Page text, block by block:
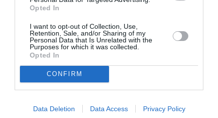
Opted In
I want to opt-out of Collection, Use,
Retention, Sale, and/or Sharing of my
Personal Data that Is Unrelated with the
Purposes for which it was collected.
Opted In
CONFIRM
Data Deletion Data Access Privacy Policy
Starship64a commenté :
1 octobre 2021 - 8 h 19
min
@BIN, le problème est que l’existence même de Ryanair
repose sur le vidage des caisses de nos régions ( avec vos,
nos impôts) avec un chantage à l’emploi à la clef. Et comme
nos politiques y sont sensibles, O’Leary extorque des
abandonné à cause des charges dont Ryanair s’exonère
grâce à des montages de dossier détournés de la loi et ce,